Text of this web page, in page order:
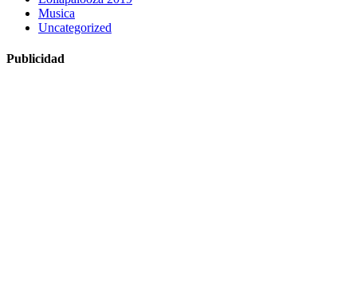
Musica
Uncategorized
Publicidad